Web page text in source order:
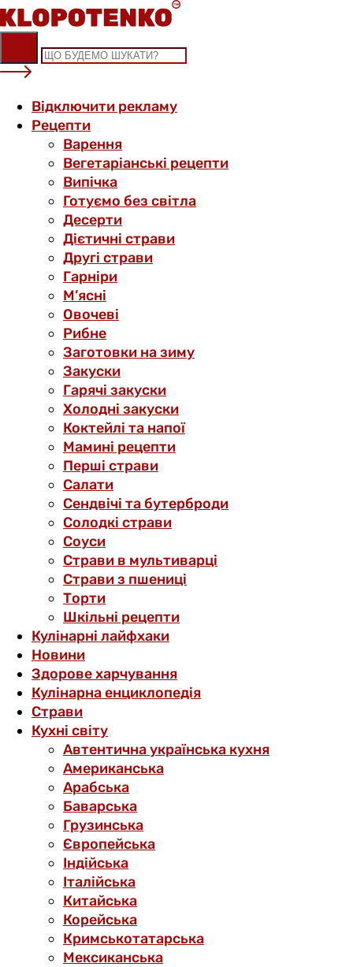
Skip
to
content
Відключити рекламу
Рецепти
Варення
Вегетаріанські рецепти
Випічка
Готуємо без світла
Десерти
Дієтичні страви
Другі страви
Гарніри
М’ясні
Овочеві
Рибне
Заготовки на зиму
Закуски
Гарячі закуски
Холодні закуски
Коктейлі та напої
Мамині рецепти
Перші страви
Салати
Сендвічі та бутерброди
Солодкі страви
Соуси
Страви в мультиварці
Страви з пшениці
Торти
Шкільні рецепти
Кулінарні лайфхаки
Новини
Здорове харчування
Кулінарна енциклопедія
Страви
Кухні світу
Автентична українська кухня
Американська
Арабська
Баварська
Грузинська
Європейська
Індійська
Італійська
Китайська
Корейська
Кримськотатарська
Мексиканська